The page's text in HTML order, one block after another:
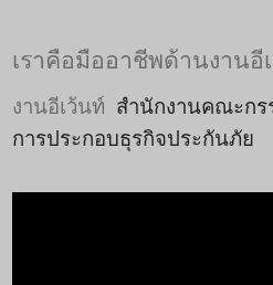
เราคือมืออาชีพด้านงานอี
งานอีเว้นท์ สำนักงานคณะกร
การประกอบธุรกิจประกันภัย